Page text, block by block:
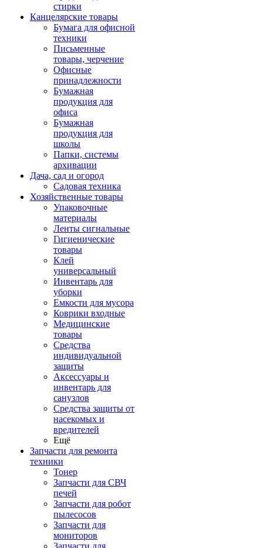
стирки
Канцелярские товары
Бумага для офисной
техники
Письменные
товары, черчение
Офисные
принадлежности
Бумажная
продукция для
офиса
Бумажная
продукция для
школы
Папки, системы
архивации
Дача, сад и огород
Садовая техника
Хозяйственные товары
Упаковочные
материалы
Ленты сигнальные
Гигиенические
товары
Клей
универсальный
Инвентарь для
уборки
Емкости для мусора
Коврики входные
Медицинские
товары
Средства
индивидуальной
защиты
Аксессуары и
инвентарь для
санузлов
Средства защиты от
насекомых и
вредителей
Ещё
Запчасти для ремонта
техники
Тонер
Запчасти для СВЧ
печей
Запчасти для робот
пылесосов
Запчасти для
мониторов
Запчасти для